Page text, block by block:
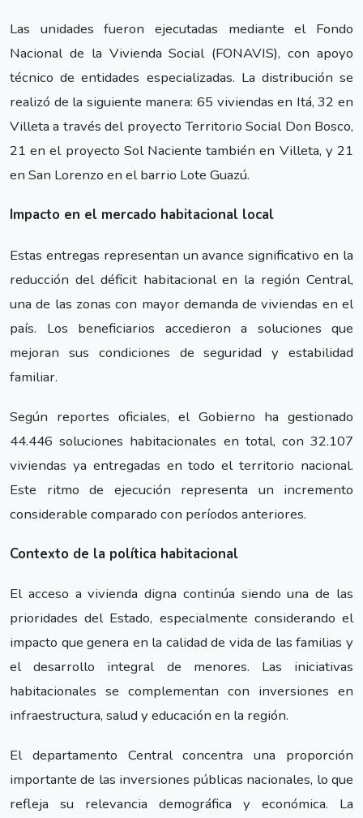
Las unidades fueron ejecutadas mediante el Fondo
Nacional de la Vivienda Social (FONAVIS), con apoyo
técnico de entidades especializadas. La distribución se
realizó de la siguiente manera: 65 viviendas en Itá, 32 en
Villeta a través del proyecto Territorio Social Don Bosco,
21 en el proyecto Sol Naciente también en Villeta, y 21
en San Lorenzo en el barrio Lote Guazú.
Impacto en el mercado habitacional local
Estas entregas representan un avance significativo en la
reducción del déficit habitacional en la región Central,
una de las zonas con mayor demanda de viviendas en el
país. Los beneficiarios accedieron a soluciones que
mejoran sus condiciones de seguridad y estabilidad
familiar.
Según reportes oficiales, el Gobierno ha gestionado
44.446 soluciones habitacionales en total, con 32.107
viviendas ya entregadas en todo el territorio nacional.
Este ritmo de ejecución representa un incremento
considerable comparado con períodos anteriores.
Contexto de la política habitacional
El acceso a vivienda digna continúa siendo una de las
prioridades del Estado, especialmente considerando el
impacto que genera en la calidad de vida de las familias y
el desarrollo integral de menores. Las iniciativas
habitacionales se complementan con inversiones en
infraestructura, salud y educación en la región.
El departamento Central concentra una proporción
importante de las inversiones públicas nacionales, lo que
refleja su relevancia demográfica y económica. La